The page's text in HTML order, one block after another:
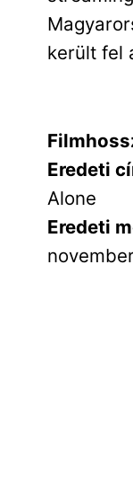
került fel
Eredeti
Alone
Eredeti